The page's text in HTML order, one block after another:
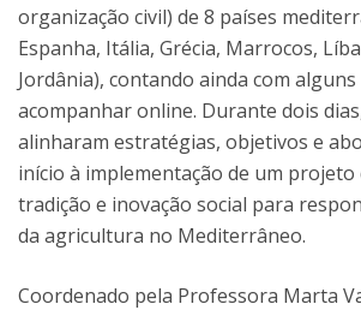
organização civil) de 8 países
Espanha, Itália, Grécia, Marrocos,
Jordânia), contando ainda com
acompanhar online. Durante dois
alinharam estratégias, objetivos e
início à implementação de um projeto
tradição e inovação social para
da agricultura no Mediterrâneo.
Coordenado pela Professora Marta